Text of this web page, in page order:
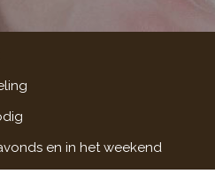
en in het weekend